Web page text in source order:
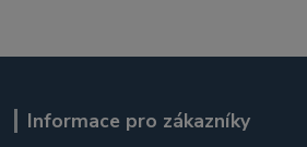
Informace pro zákazníky